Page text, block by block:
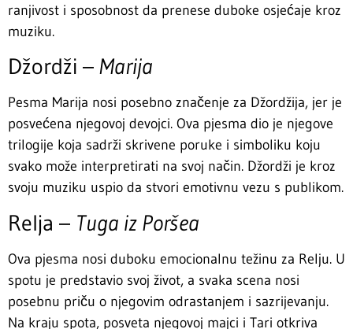
ranjivost i sposobnost da prenese duboke osjećaje kroz
muziku.
Džordži – Marija
Pesma Marija nosi posebno značenje za Džordžija, jer je
posvećena njegovoj devojci. Ova pjesma dio je njegove
trilogije koja sadrži skrivene poruke i simboliku koju
svako može interpretirati na svoj način. Džordži je kroz
svoju muziku uspio da stvori emotivnu vezu s publikom.
Relja – Tuga iz Poršea
Ova pjesma nosi duboku emocionalnu težinu za Relju. U
spotu je predstavio svoj život, a svaka scena nosi
posebnu priču o njegovim odrastanjem i sazrijevanju.
Na kraju spota, posveta njegovoj majci i Tari otkriva